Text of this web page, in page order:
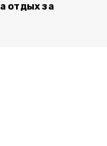
отдых за